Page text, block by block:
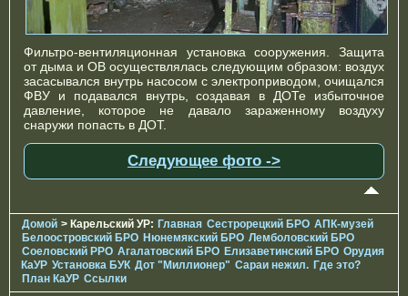
Фильтро-вентиляционная установка сооружения. Защита
от дыма и ОВ осуществлялась следующим образом: воздух
засасывался внутрь насосом с электроприводом, очищался
ФВУ и подавался внутрь, создавая в ДОТе избыточное
давление, которое не давало зараженному воздуху
снаружи попасть в ДОТ.
Следующее фото ->
Домой > Карельский УР: Главная Сестрорецкий БРО АПК-музей
Белоостровский БРО Нюнемякский БРО Лемболовский БРО
Соеловский РРО Агалатовский БРО Елизаветинcкий БРО Орудия
КаУР Установка БУК Дот "Миллионер" Сараи нежил. Где это?
План КаУР Ссылки